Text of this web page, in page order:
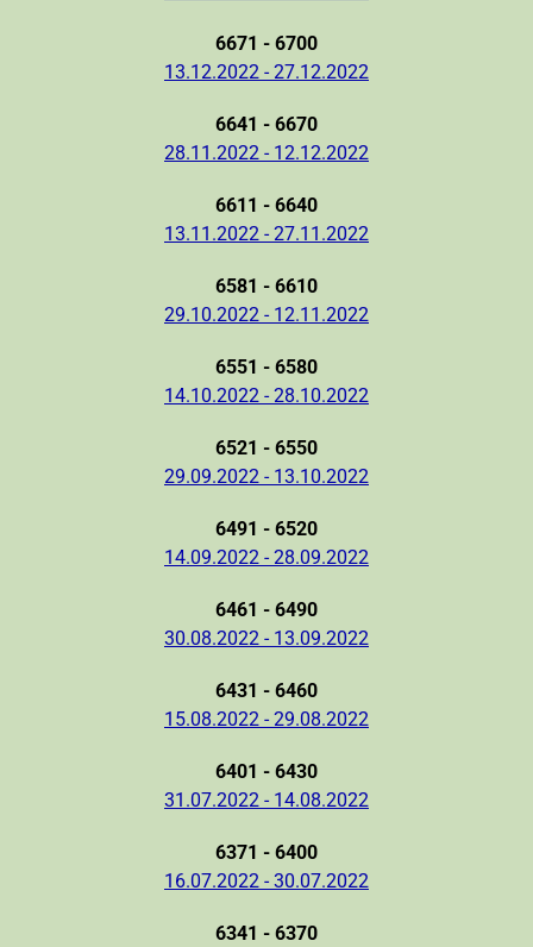
6671 - 6700
13.12.2022 - 27.12.2022
6641 - 6670
28.11.2022 - 12.12.2022
6611 - 6640
13.11.2022 - 27.11.2022
6581 - 6610
29.10.2022 - 12.11.2022
6551 - 6580
14.10.2022 - 28.10.2022
6521 - 6550
29.09.2022 - 13.10.2022
6491 - 6520
14.09.2022 - 28.09.2022
6461 - 6490
30.08.2022 - 13.09.2022
6431 - 6460
15.08.2022 - 29.08.2022
6401 - 6430
31.07.2022 - 14.08.2022
6371 - 6400
16.07.2022 - 30.07.2022
6341 - 6370